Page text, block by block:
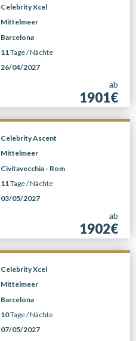
Celebrity Xcel
Mittelmeer
Barcelona
11 Tage /Nächte
26/04/2027
ab
1901€
Celebrity Ascent
Mittelmeer
Civitavecchia - Rom
11 Tage /Nächte
03/05/2027
ab
1902€
Celebrity Xcel
Mittelmeer
Barcelona
10Tage /Nächte
07/05/2027